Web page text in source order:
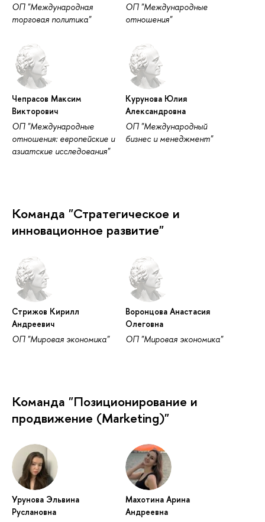
ОП "Международная
торговая политика"
ОП "Международные
отношения"
Чепрасов Максим
Викторович
ОП "Международные
отношения: европейские и
азиатские исследования"
Курунова Юлия
Александровна
ОП "Международный
бизнес и менеджмент"
Команда "Стратегическое и
инновационное развитие"
Стрижов Кирилл
Андреевич
ОП "Мировая экономика"
Воронцова Анастасия
Олеговна
ОП "Мировая экономика"
Команда "Позиционирование и
продвижение (Marketing)"
Урунова Эльвина
Руслановна
Махотина Арина
Андреевна